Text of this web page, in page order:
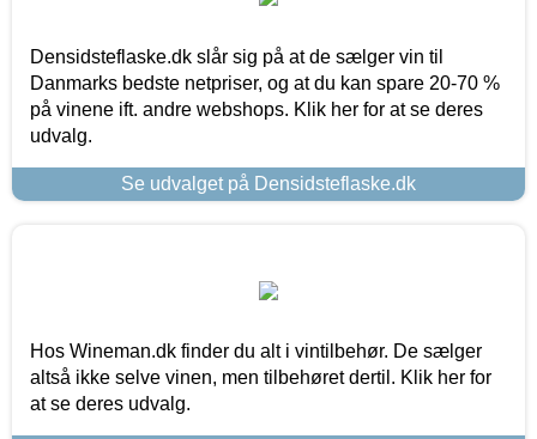
Densidsteflaske.dk slår sig på at de sælger vin til
Danmarks bedste netpriser, og at du kan spare 20-70 %
på vinene ift. andre webshops. Klik her for at se deres
udvalg.
Se udvalget på Densidsteflaske.dk
Hos Wineman.dk finder du alt i vintilbehør. De sælger
altså ikke selve vinen, men tilbehøret dertil. Klik her for
at se deres udvalg.